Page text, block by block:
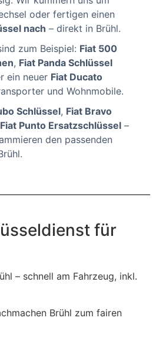
oder fertigen einen
nach – direkt in Brühl.
zum Beispiel: Fiat 500
, Fiat Panda Schlüssel
ein neuer Fiat Ducato
und Wohnmobile.
Schlüssel, Fiat Bravo
Fiat Punto Ersatzschlüssel –
den passenden
für
– schnell am Fahrzeug, inkl.
Brühl zum fairen